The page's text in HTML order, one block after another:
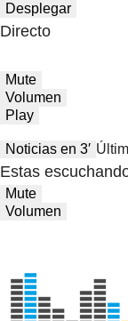
Desplegar
Directo
Mute
Volumen
Play
Noticias en 3′
Estas
Mute
Volumen